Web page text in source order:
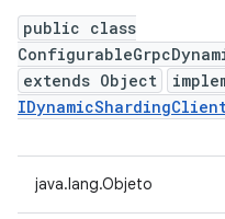
public class
extends Object
java.lang.Objeto